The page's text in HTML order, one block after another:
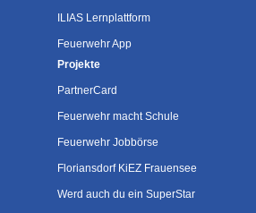
ILIAS Lernplattform
Feuerwehr App
Projekte
PartnerCard
Feuerwehr macht Schule
Feuerwehr Jobbörse
Floriansdorf KiEZ Frauensee
Werd auch du ein SuperStar